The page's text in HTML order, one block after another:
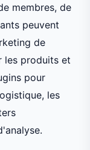
membres, de
peuvent
de
les produits et
pour
les